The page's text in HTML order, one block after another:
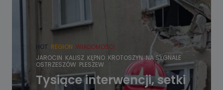
HOT REGION WIADOMOŚCI
JAROCIN KALISZ KĘPNO KROTOSZYN NA SYGNALE
OSTRZESZÓW PLESZEW
Tysiące interwencji, setki